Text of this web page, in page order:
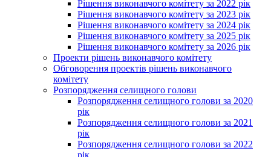
Рішення виконавчого комітету за 2022 рік
Рішення виконавчого комітету за 2023 рік
Рішення виконавчого комітету за 2024 рік
Рішення виконавчого комітету за 2025 рік
Рішення виконавчого комітету за 2026 рік
Проекти рішень виконавчого комітету
Обговорення проектів рішень виконавчого
комітету
Розпорядження селищного голови
Розпорядження селищного голови за 2020
рік
Розпорядження селищного голови за 2021
рік
Розпорядження селищного голови за 2022
рік